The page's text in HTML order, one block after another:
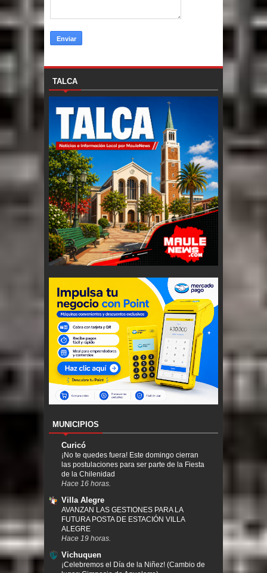
TALCA
MUNICIPIOS
Curicó
¡No te quedes fuera! Este domingo cierran
las postulaciones para ser parte de la Fiesta
de la Chilenidad
Hace 16 horas.
Villa Alegre
AVANZAN LAS GESTIONES PARA LA
FUTURA POSTA DE ESTACIÓN VILLA
ALEGRE
Hace 19 horas.
Vichuquen
¡Celebremos el Día de la Niñez! (Cambio de